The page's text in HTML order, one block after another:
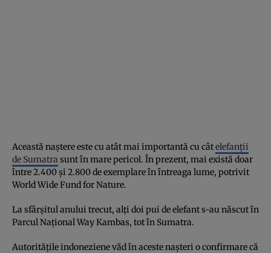
Această naștere este cu atât mai importantă cu câtelefanții
de Sumatra sunt în mare pericol. În prezent, mai există doar
între 2.400 și 2.800 de exemplare în întreaga lume, potrivit
World Wide Fund for Nature.
La sfârșitul anului trecut, alți doi pui de elefant s-au născut în
Parcul Național Way Kambas, tot în Sumatra.
Autoritățile indoneziene văd în aceste nașteri o confirmare că